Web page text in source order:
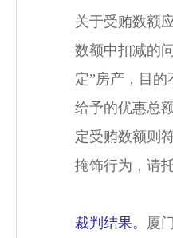
关于受贿数额
数额中扣减的
定”房产，目
给予的优惠总
定受贿数额则
掩饰行为，请
裁判结果。 厦